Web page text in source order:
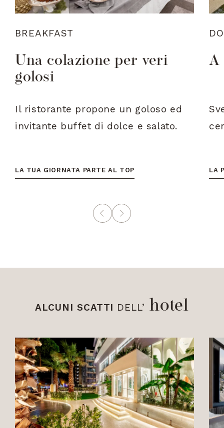
BREAKFAST
Una colazione per veri
golosi
Il ristorante propone un goloso ed
invitante buffet di dolce e salato.
LA TUA GIORNATA PARTE AL TOP
A
LA
ALCUNI SCATTI DELL’ hotel